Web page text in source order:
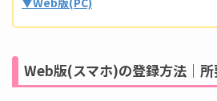
Web版(スマホ)の登録方法｜